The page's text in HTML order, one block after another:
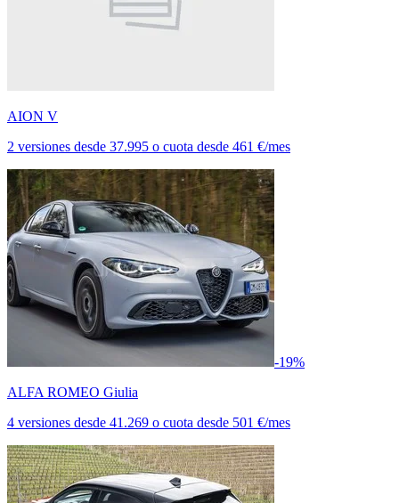
AION V
2 versiones desde 37.995 o cuota desde 461 €/mes
-19%
ALFA ROMEO Giulia
4 versiones desde 41.269 o cuota desde 501 €/mes